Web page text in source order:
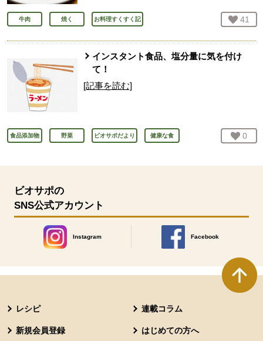
牛肉 焼く お料理すくすく記 お気
41
インスタント食品、塩分量に気を付け
て！
[記事を読む]
食品添加物 野菜 ビオサポだより 健康な食 お気
0
ビオサポの
SNS公式アカウント
Instagram
別のウィンドウで開きます。
Facebook
別のウィンドウで開きます
レシピ 連載コラム
新規会員登録 はじめての方へ